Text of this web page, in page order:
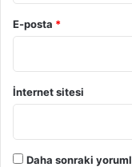
E-posta *
İnternet sitesi
Daha sonraki